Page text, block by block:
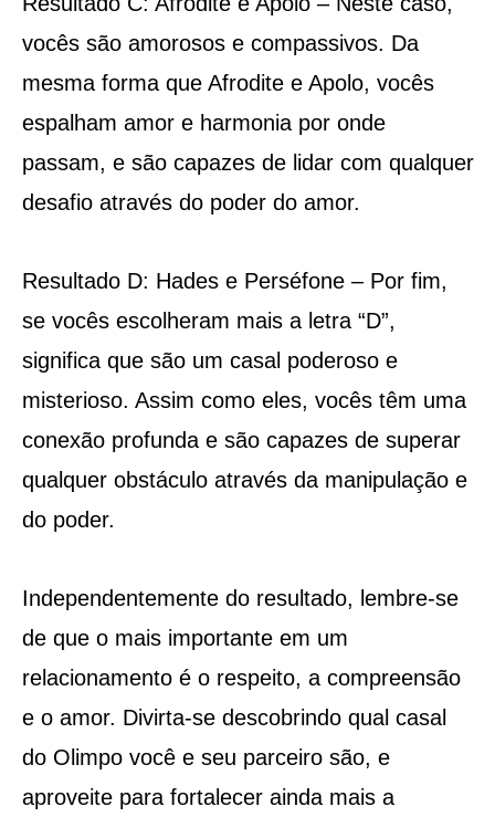
vocês são amorosos e compassivos. Da
mesma forma que Afrodite e Apolo, vocês
espalham amor e harmonia por onde
passam, e são capazes de lidar com qualquer
desafio através do poder do amor.
Resultado D: Hades e Perséfone – Por fim,
se vocês escolheram mais a letra “D”,
significa que são um casal poderoso e
misterioso. Assim como eles, vocês têm uma
conexão profunda e são capazes de superar
qualquer obstáculo através da manipulação e
do poder.
Independentemente do resultado, lembre-se
de que o mais importante em um
relacionamento é o respeito, a compreensão
e o amor. Divirta-se descobrindo qual casal
do Olimpo você e seu parceiro são, e
aproveite para fortalecer ainda mais a